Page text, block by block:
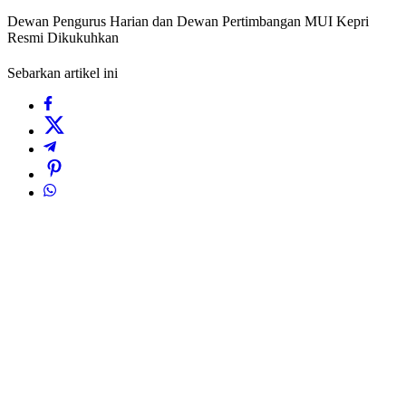
Dewan Pengurus Harian dan Dewan Pertimbangan MUI Kepri
Resmi Dikukuhkan
Sebarkan artikel ini